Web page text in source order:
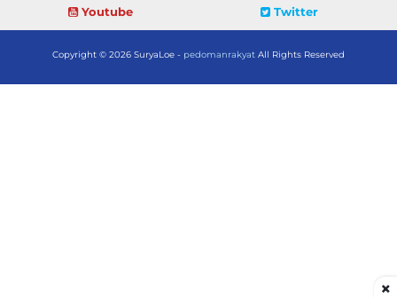
Youtube
Twitter
Copyright © 2026 SuryaLoe - pedomanrakyat All Rights Reserved
×